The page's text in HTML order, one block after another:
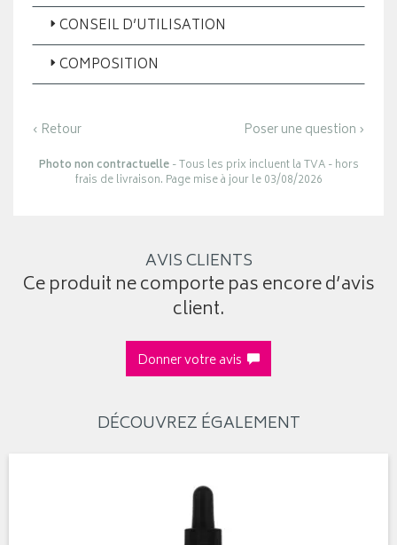
CONSEIL D’UTILISATION
COMPOSITION
‹ Retour Poser une question ›
Photo non contractuelle- Tous les prix incluent la TVA - hors
frais de livraison. Page mise à jour le 03/08/2026
AVIS CLIENTS
Ce produit ne comporte pas encore d’avis
client.
Donner votre avis
DÉCOUVREZ ÉGALEMENT